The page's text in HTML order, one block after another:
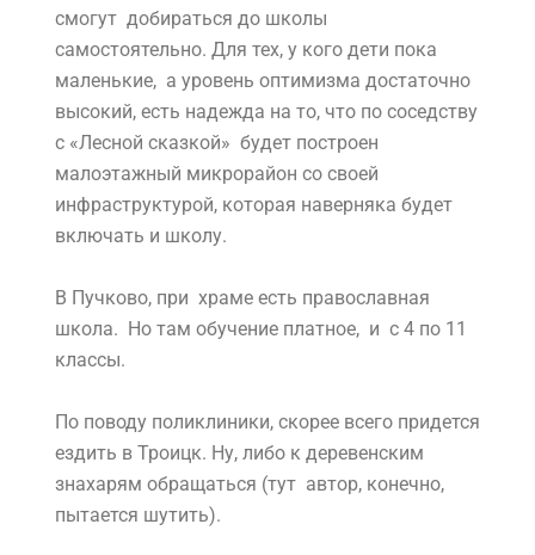
смогут добираться до школы
самостоятельно. Для тех, у кого дети пока
маленькие, а уровень оптимизма достаточно
высокий, есть надежда на то, что по соседству
с «Лесной сказкой» будет построен
малоэтажный микрорайон со своей
инфраструктурой, которая наверняка будет
включать и школу.
В Пучково, при храме есть православная
школа. Но там обучение платное, и с 4 по 11
классы.
По поводу поликлиники, скорее всего придется
ездить в Троицк. Ну, либо к деревенским
знахарям обращаться (тут автор, конечно,
пытается шутить).